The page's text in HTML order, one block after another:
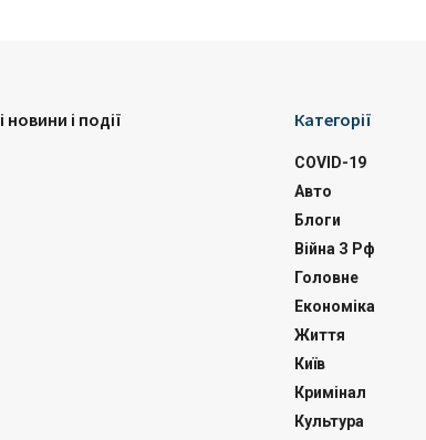
новини і події Категорії
COVID-19
Авто
Блоги
Війна З Рф
Головне
Економіка
Життя
Київ
Кримінал
Культура